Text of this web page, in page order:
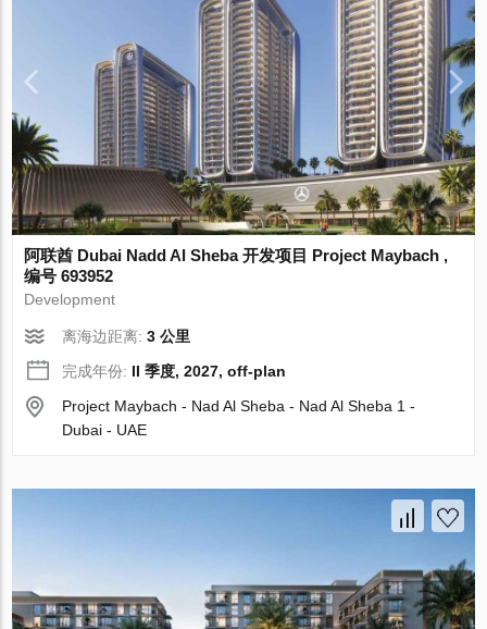
阿联酋 Dubai Nadd Al Sheba 开发项目 Project Maybach ,
编号 693952
Development
离海边距离:3 公里
完成年份: II 季度, 2027, off-plan
Project Maybach - Nad Al Sheba - Nad Al Sheba 1 -
Dubai - UAE